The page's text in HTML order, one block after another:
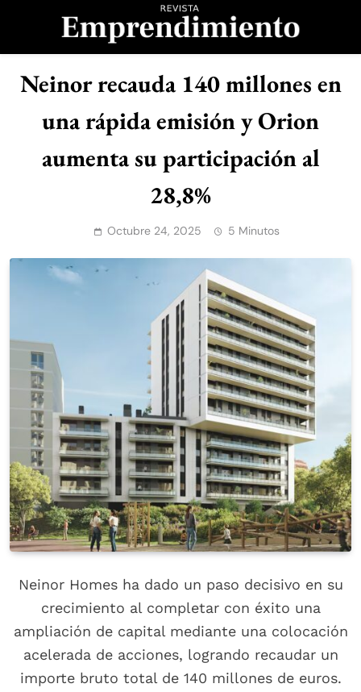
Revista
Emprendimiento
Neinor recauda 140 millones en
una rápida emisión y Orion
aumenta su participación al
28,8%
Octubre 24, 2025 5 Minutos
Neinor Homes ha dado un paso decisivo en su
crecimiento al completar con éxito una
ampliación de capital mediante una colocación
acelerada de acciones, logrando recaudar un
importe bruto total de 140 millones de euros.